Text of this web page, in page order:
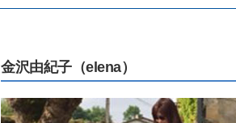
金沢由紀子（elena）